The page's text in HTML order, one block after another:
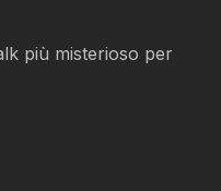
più misterioso per